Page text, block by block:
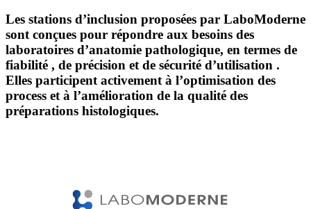
Les stations d’inclusion proposées par LaboModerne
sont conçues pour répondre aux besoins des
laboratoires d’anatomie pathologique, en termes de
fiabilité , de précision et de sécurité d’utilisation .
Elles participent activement à l’optimisation des
process et à l’amélioration de la qualité des
préparations histologiques.